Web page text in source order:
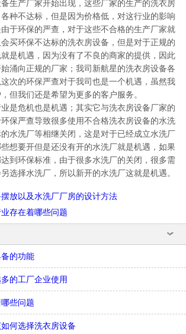
生产厂家开始出现，这些厂家的生产的洗衣房
种不达标，但是因为价格低，对这行业的影响
于环保的严查，对于这些不合格的生产厂家就
买环保不达标的洗衣房设备，但是对于正规的
是机遇，因为没有了不良的商家的提供，因此
涌向正规的厂家；我司新航星的洗衣房设备各
次的环保严查对于我司也是一个机遇，虽然我
但我们还是希望为更多的客户服务。
是危机也是机遇；其实它与洗衣房设备厂家的
保严查导致很多使用不合格洗衣房设备的水洗
水洗厂等相继关闭，这是对于已经成立水洗厂
想要开但是还没有开的水洗厂就是机遇，如果
到环保标准，由于很多水洗厂的关闭，很多需
选择水洗厂，所以新开的水洗厂这就是机遇。
放以及水洗厂厂房的设计方法
存在着哪些问题
的功能
的工厂企业使用
些问题
何选择洗衣房设备